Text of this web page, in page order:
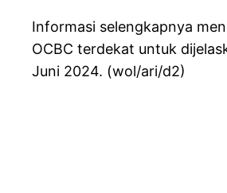
Informasi selengkapnya
OCBC terdekat untuk
Juni 2024. (wol/ari/d2)